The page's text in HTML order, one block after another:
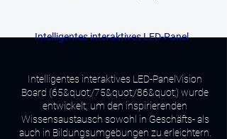
Intelligentes interaktives LED-Panel
Intelligentes interaktives LED-PanelVision
Board (65&quot;/75&quot;/86&quot;) wurde
entwickelt, um den inspirierenden
Wissensaustausch sowohl in Geschäfts- als
auch in Bildungsumgebungen zu erleichtern.